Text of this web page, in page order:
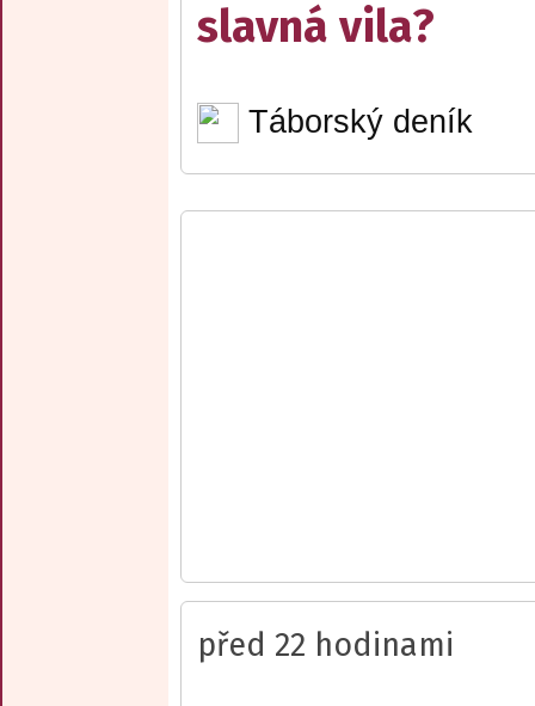
slavná vila?
Táborský deník
před 22 hodinami